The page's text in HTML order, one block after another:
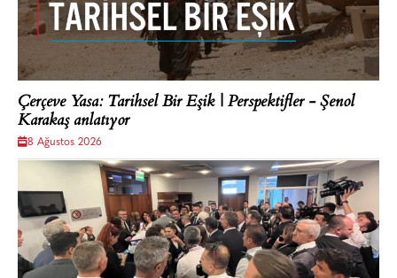
Çerçeve Yasa: Tarihsel Bir Eşik | Perspektifler - Şenol
Karakaş anlatıyor
8 Ağustos 2026